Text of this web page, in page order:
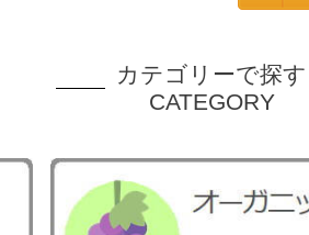
カテゴリーで探す
CATEGORY